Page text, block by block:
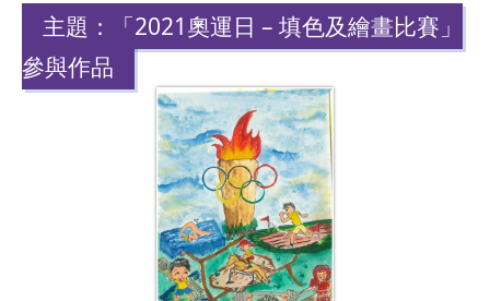
主題：「2021奧運日 – 填色及繪畫比賽」
參與作品